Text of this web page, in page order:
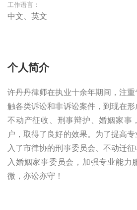
工作语言：
中文、英文
个人简介
许丹丹律师在执业十余年期间，注
触各类诉讼和非诉讼案件，到现在
不动产征收、刑事辩护、婚姻家事
户，取得了良好的效果。为了提高
入了市律协的刑事委员会、不动迁
入婚姻家事委员会，加强专业能力
微，亦讼亦守！